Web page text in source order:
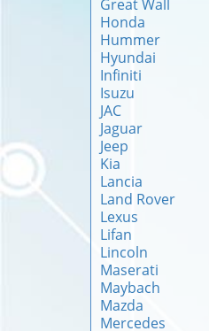
Great Wall
Honda
Hummer
Hyundai
Infiniti
Isuzu
JAC
Jaguar
Jeep
Kia
Lancia
Land Rover
Lexus
Lifan
Lincoln
Maserati
Maybach
Mazda
Mercedes